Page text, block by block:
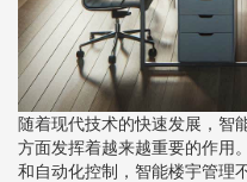
随着现代技术的快速发展，智
方面发挥着越来越重要的作用
和自动化控制，智能楼宇管理